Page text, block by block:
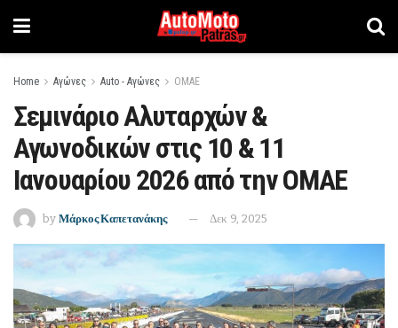
Home Αγώνες Auto - Αγώνες ΟΜΑΕ
Σεμινάριο Αλυταρχών &
Αγωνοδικών στις 10 & 11
Ιανουαρίου 2026 από την ΟΜΑΕ
by Μάρκος Καπετανάκης Δεκ 9, 2025